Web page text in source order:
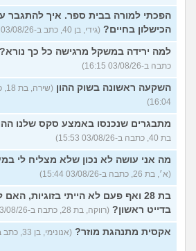
הפכתי למורה בבית ספר. איך להתגבר
הכישלון בחיים? (גידי, בן 40, כתב ב-03/08/26 16:24)
למה ירידה במשקל מרגישה כל כך נורא?
כתבה ב-03/08/26 16:15)
השקעה ראשונה בשוק ההון
16:04)
מתבגרים שנכנסו באמצע סקס שלנו
בת 40, כתבה ב-03/08/26 15:53)
מה אני עושה לא נכון שלא מצליח לי
(א׳, בת 26, כתבה ב-03/08/26 15:44)
בת 28 ואף פעם לא הייתי בזוגיות,
בדייט ראשון? (רווקה, בת 28, כתבה ב-03/08/26 15:23)
אקסית מתנהגת מוזר? (אנונימי, בן 33, כתב ב-03/08/26 15:14)